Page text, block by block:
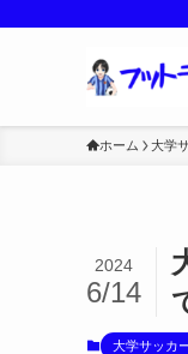
ホーム 大学
2024
6/14
大学サッカ